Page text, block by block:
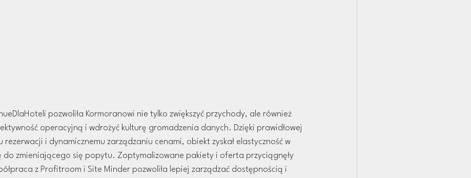
pozwoliła Kormoranowi nie tylko zwiększyć przychody, ale również
operacyjną i wdrożyć kulturę gromadzenia danych. Dzięki prawidłowej
rezerwacji i dynamicznemu zarządzaniu cenami, obiekt zyskał elastyczność w
do zmieniającego się popytu. Zoptymalizowane pakiety i oferta przyciągnęły
z Profitroom i Site Minder pozwoliła lepiej zarządzać dostępnością i